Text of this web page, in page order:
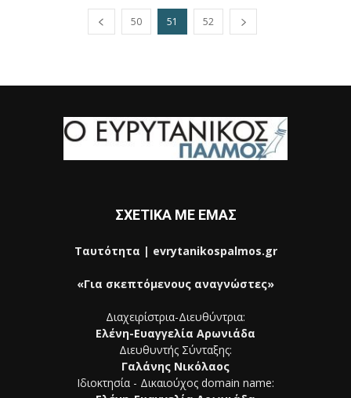
50 51 52
ΣΧΕΤΙΚΑ ΜΕ ΕΜΑΣ
Ταυτότητα | evrytanikospalmos.gr
«Για σκεπτόμενους αναγνώστες»
Διαχειρίστρια-Διευθύντρια:
Ελένη-Ευαγγελία Αρωνιάδα
Διευθυντής Σύνταξης:
Γαλάνης Νικόλαος
Ιδιοκτησία - Δικαιούχος domain name: